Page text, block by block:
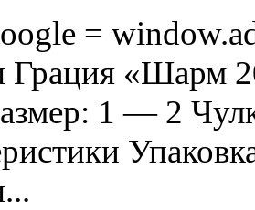
=
Грация «Шарм
1 — 2